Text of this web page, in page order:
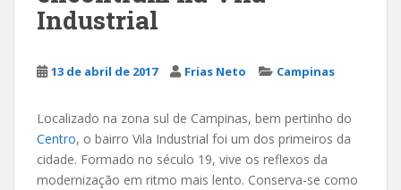
Industrial
13 de abril de 2017 Frias Neto Campinas
Localizado na zona sul de Campinas, bem pertinho do
Centro, o bairro Vila Industrial foi um dos primeiros da
cidade. Formado no século 19, vive os reflexos da
modernização em ritmo mais lento. Conserva-se como